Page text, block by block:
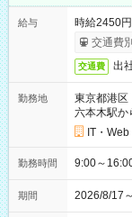
給与
時給2450
交通費
交通費 出
勤務地
東京都港区
六本木駅か
IT・
勤務時間 9:00～
期間 2026/8/17